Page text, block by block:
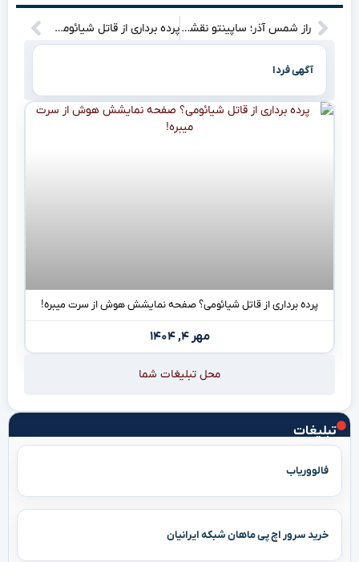
تبلیغات
فالووریاب
خرید سرور اچ پی ماهان شبکه ایرانیان
راز شمس آذر؛ ساپینتو نقشه کی‌روش را رو کرد؟” پرده برداری از قاتل شیائومی، با صفحه نمایشی که سرعت را شرمنده می‌کند!
آگهی فردا
پرده برداری از قاتل شیائومی؟ صفحه نمایشش هوش از سرت میبره!
مهر ۴, ۱۴۰۴
محل تبلیغات شما